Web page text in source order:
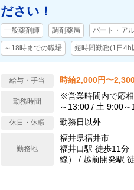
ださい！
一般薬剤師 調剤薬局 パート・ア
～18時までの職場 短時間勤務(1日4h
給与・手当 時給2,000円〜
勤務時間
※営業時間内で応
～13:00 / 土 9:00
休日・休暇 勤務日以外
勤務地
福井県福井市
福井口駅 徒歩11分
線） / 越前開発駅